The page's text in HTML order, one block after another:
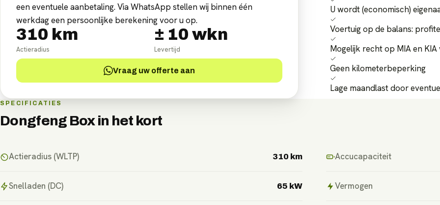
een eventuele aanbetaling. Via WhatsApp stellen wij binnen één
werkdag een persoonlijke berekening voor u op.
310 km
Actieradius
± 10 wkn
Levertijd
Vraag uw offerte aan
U wordt (economisch)
Voertuig op de balans:
Mogelijk recht op MIA en
Geen kilometerbeperking
Lage maandlast door
SPECIFICATIES
Dongfeng Boxin het kort
Actieradius (WLTP) 310 km Accucapaciteit
Snelladen (DC) 65 kW Vermogen